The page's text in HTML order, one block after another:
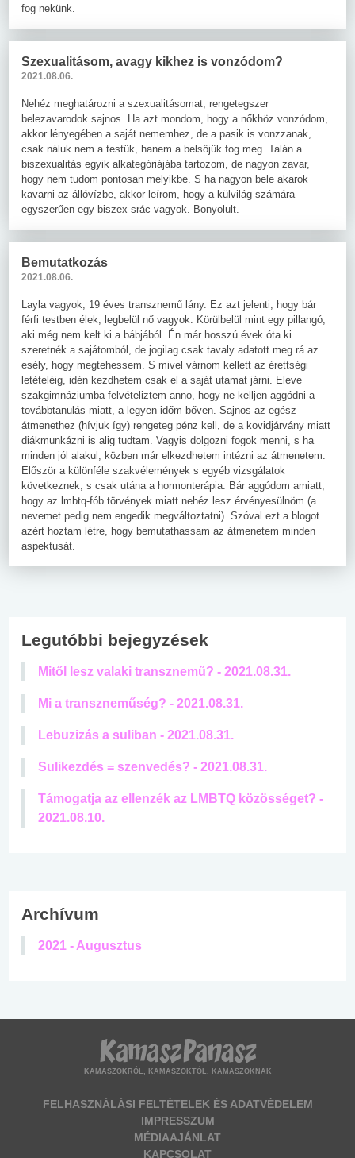
fog nekünk.
Szexualitásom, avagy kikhez is vonzódom?
2021.08.06.
Nehéz meghatározni a szexualitásomat, rengetegszer
belezavarodok sajnos. Ha azt mondom, hogy a nőkhöz vonzódom,
akkor lényegében a saját nememhez, de a pasik is vonzzanak,
csak náluk nem a testük, hanem a belsőjük fog meg. Talán a
biszexualitás egyik alkategóriájába tartozom, de nagyon zavar,
hogy nem tudom pontosan melyikbe. S ha nagyon bele akarok
kavarni az állóvízbe, akkor leírom, hogy a külvilág számára
egyszerűen egy biszex srác vagyok. Bonyolult.
Bemutatkozás
2021.08.06.
Layla vagyok, 19 éves transznemű lány. Ez azt jelenti, hogy bár
férfi testben élek, legbelül nő vagyok. Körülbelül mint egy pillangó,
aki még nem kelt ki a bábjából. Én már hosszú évek óta ki
szeretnék a sajátomból, de jogilag csak tavaly adatott meg rá az
esély, hogy megtehessem. S mivel várnom kellett az érettségi
letételéig, idén kezdhetem csak el a saját utamat járni. Eleve
szakgimnáziumba felvételiztem anno, hogy ne kelljen aggódni a
továbbtanulás miatt, a legyen időm bőven. Sajnos az egész
átmenethez (hívjuk így) rengeteg pénz kell, de a kovidjárvány miatt
diákmunkázni is alig tudtam. Vagyis dolgozni fogok menni, s ha
minden jól alakul, közben már elkezdhetem intézni az átmenetem.
Először a különféle szakvélemények s egyéb vizsgálatok
következnek, s csak utána a hormonterápia. Bár aggódom amiatt,
hogy az lmbtq-fób törvények miatt nehéz lesz érvényesülnöm (a
nevemet pedig nem engedik megváltoztatni). Szóval ezt a blogot
azért hoztam létre, hogy bemutathassam az átmenetem minden
aspektusát.
Legutóbbi bejegyzések
Mitől lesz valaki transznemű? - 2021.08.31.
Mi a transzneműség? - 2021.08.31.
Lebuzizás a suliban - 2021.08.31.
Sulikezdés = szenvedés? - 2021.08.31.
Támogatja az ellenzék az LMBTQ közösséget? -
2021.08.10.
Archívum
2021 - Augusztus
KAMASZOKRÓL, KAMASZOKTÓL, KAMASZOKNAK
FELHASZNÁLÁSI FELTÉTELEK ÉS ADATVÉDELEM
IMPRESSZUM
MÉDIAAJÁNLAT
KAPCSOLAT